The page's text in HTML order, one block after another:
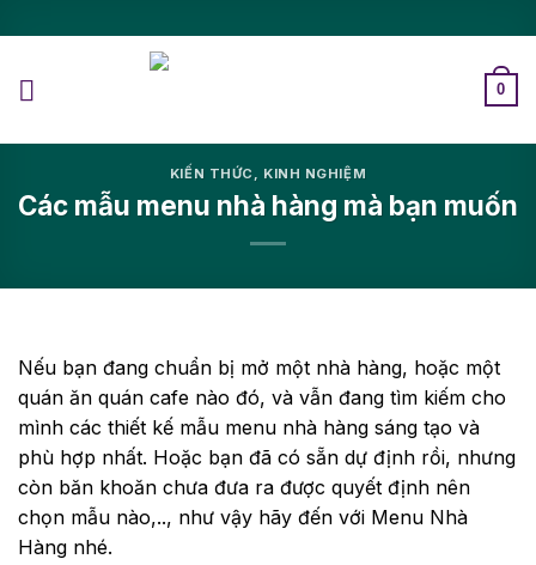
0
KIẾN THỨC , KINH NGHIỆM
Các mẫu menu nhà hàng mà bạn muốn
Nếu bạn đang chuẩn bị mở một nhà hàng, hoặc một
quán ăn quán cafe nào đó, và vẫn đang tìm kiếm cho
mình các thiết kế mẫu menu nhà hàng sáng tạo và
phù hợp nhất. Hoặc bạn đã có sẵn dự định rồi, nhưng
còn băn khoăn chưa đưa ra được quyết định nên
chọn mẫu nào,.., như vậy hãy đến với Menu Nhà
Hàng nhé.